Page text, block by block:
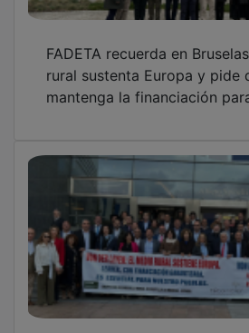
rural sustenta Europa y pide
mantenga la financiación para